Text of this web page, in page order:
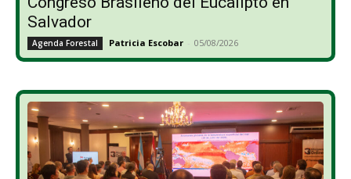
Salvador
Agenda Forestal Patricia Escobar - 05/08/2026